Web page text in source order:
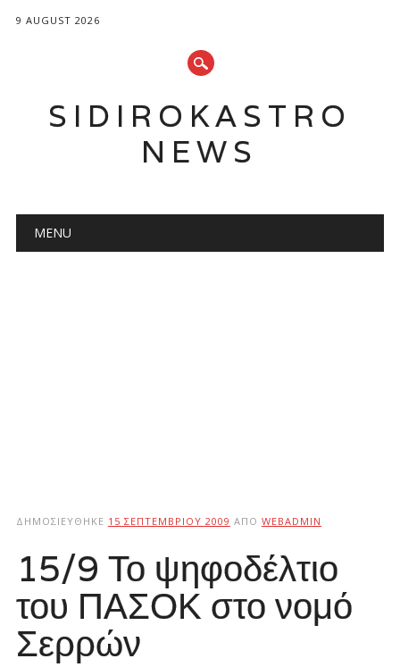
9 AUGUST 2026
SIDIROKASTRO
NEWS
Main menu
MENU
ΔΗΜΟΣΙΕΎΘΗΚΕ 15 ΣΕΠΤΕΜΒΡΊΟΥ 2009 ΑΠΌ WEBADMIN
15/9 Το ψηφοδέλτιο
του ΠΑΣΟΚ στο νομό
Σερρών